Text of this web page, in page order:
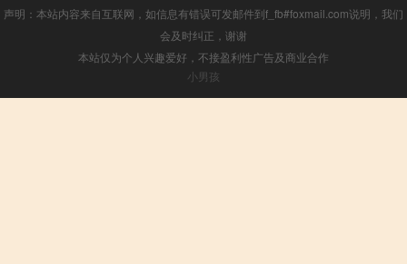
声明：本站内容来自互联网，如信息有错误可发邮件到f_fb#foxmail.com说明，我们
会及时纠正，谢谢
本站仅为个人兴趣爱好，不接盈利性广告及商业合作
小男孩